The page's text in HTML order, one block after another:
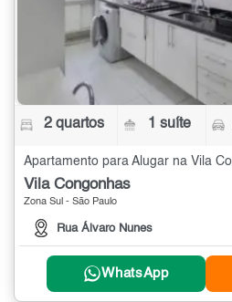
2 quartos 1 suíte
Vila Congonhas
Zona Sul - São Paulo
Rua Álvaro Nunes
WhatsApp